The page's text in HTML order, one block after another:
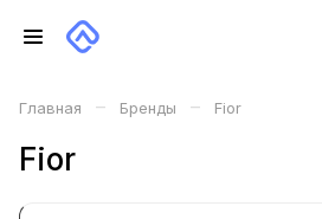
Главная – Бренды – Fior
Fior